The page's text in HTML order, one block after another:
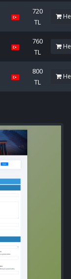
720
TL
760
TL
800
TL